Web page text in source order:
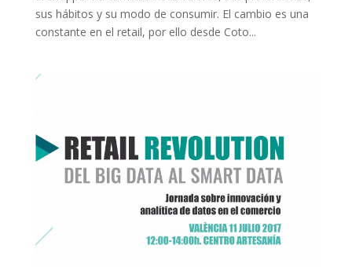
sus hábitos y su modo de consumir. El cambio es una
constante en el retail, por ello desde Coto...